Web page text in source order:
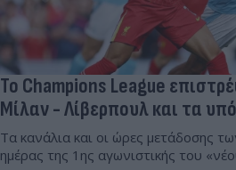
Το Champions League
Μίλαν - Λίβερπουλ και τα
Τα κανάλια και οι ώρες μετάδοσης
ημέρας της 1ης αγωνιστικής του